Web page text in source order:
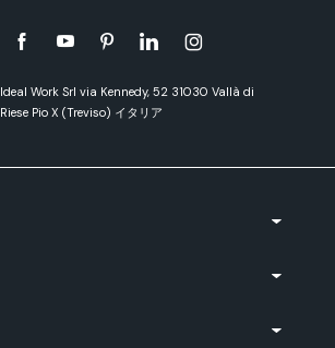
Ideal Work Srl via Kennedy, 52 31030 Vallà di
Riese Pio X (Treviso) イタリア